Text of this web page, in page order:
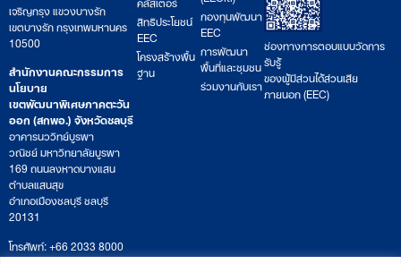
เจริญกรุง แขวงบางรัก
เขตบางรัก กรุงเทพมหานคร
10500
สำนักงานคณะกรรมการ
นโยบาย
เขตพัฒนาพิเศษภาคตะวัน
ออก (สกพอ.) จังหวัดชลบุรี
อาคารนววิทย์บูรพา
วณิชย์ มหาวิทยาลัยบูรพา
169 ถนนลงหาดบางแสน
ตำบลแสนสุข
อำเภอเมืองชลบุรี ชลบุรี
20131
โทรศัพท์: +66 2033 8000
สิทธิประโยชน์
EEC
โครงสร้างพื้น
ฐาน
กองทุนพัฒนา
EEC
การพัฒนา
พื้นที่และชุมชน
ร่วมงานกับเรา
ช่องทางการตอบแบบวัดการ
รับรู้
ของผู้มีส่วนได้ส่วนเสีย
ภายนอก (EEC)